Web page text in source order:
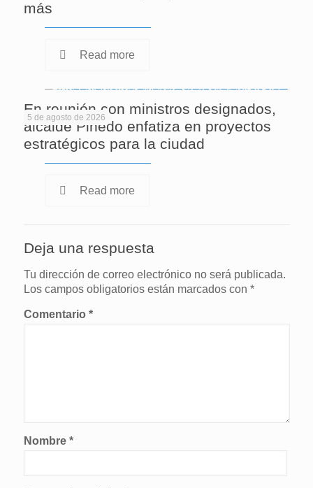
más
Read more
5 de agosto de 2026
En reunión con ministros designados,
alcalde Pinedo enfatiza en proyectos
estratégicos para la ciudad
Read more
Deja una respuesta
Tu dirección de correo electrónico no será publicada.
Los campos obligatorios están marcados con *
Comentario *
Nombre *